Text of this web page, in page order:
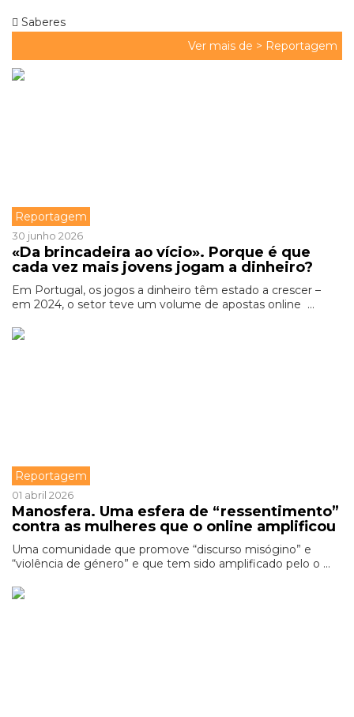
Saberes
Ver mais de > Reportagem
Reportagem
30 junho 2026
«Da brincadeira ao vício». Porque é que
cada vez mais jovens jogam a dinheiro?
Em Portugal, os jogos a dinheiro têm estado a crescer –
em 2024, o setor teve um volume de apostas online ...
Reportagem
01 abril 2026
Manosfera. Uma esfera de “ressentimento”
contra as mulheres que o online amplificou
Uma comunidade que promove “discurso misógino” e
“violência de género” e que tem sido amplificado pelo o ...